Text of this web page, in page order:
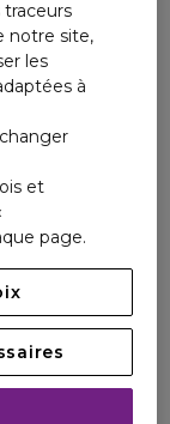
traceurs
notre site,
les
à
et
page.